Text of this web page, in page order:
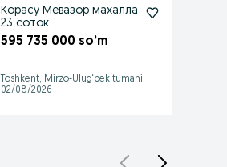
Корасу Мевазор махалла
23 соток
595 735 000 so’m
Toshkent, Mirzo-Ulug‘bek tumani
02/08/2026